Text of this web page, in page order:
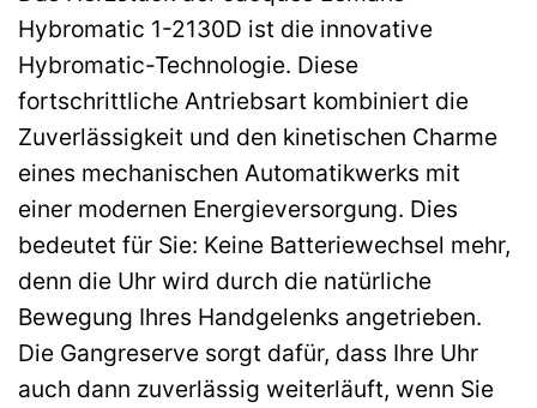
Hybromatic 1-2130D ist die innovative
Hybromatic-Technologie. Diese
fortschrittliche Antriebsart kombiniert die
Zuverlässigkeit und den kinetischen Charme
eines mechanischen Automatikwerks mit
einer modernen Energieversorgung. Dies
bedeutet für Sie: Keine Batteriewechsel mehr,
denn die Uhr wird durch die natürliche
Bewegung Ihres Handgelenks angetrieben.
Die Gangreserve sorgt dafür, dass Ihre Uhr
auch dann zuverlässig weiterläuft, wenn Sie